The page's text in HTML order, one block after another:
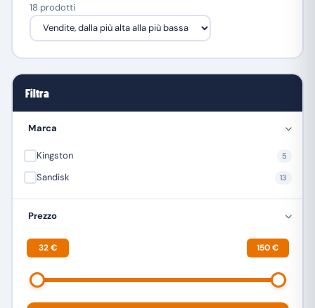
18 prodotti
Filtra
Marca
Kingston 5
Sandisk 13
Prezzo
32 € 150 €